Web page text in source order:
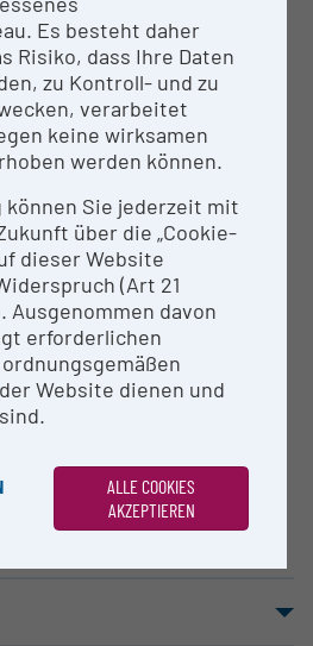
types of the Marchfeld
soils can be classified as:
silt, 1.57% Corg)
sand, 0.75% Corg)
1.68% Corg)
Station is located in a
the western European
(mild winters; wet and
eastern European
climate (cold winters; hot
the phyto-sociological
area shows typical
INFRASTRUCTURE
Es besteht daher
Risiko, dass Ihre Daten
zu Kontroll- und zu
verarbeitet
keine wirksamen
werden können.
können Sie jederzeit mit
über die „Cookie-
dieser Website
(Art 21
Ausgenommen davon
erforderlichen
Website dienen und
ALLE COOKIES
AKZEPTIEREN